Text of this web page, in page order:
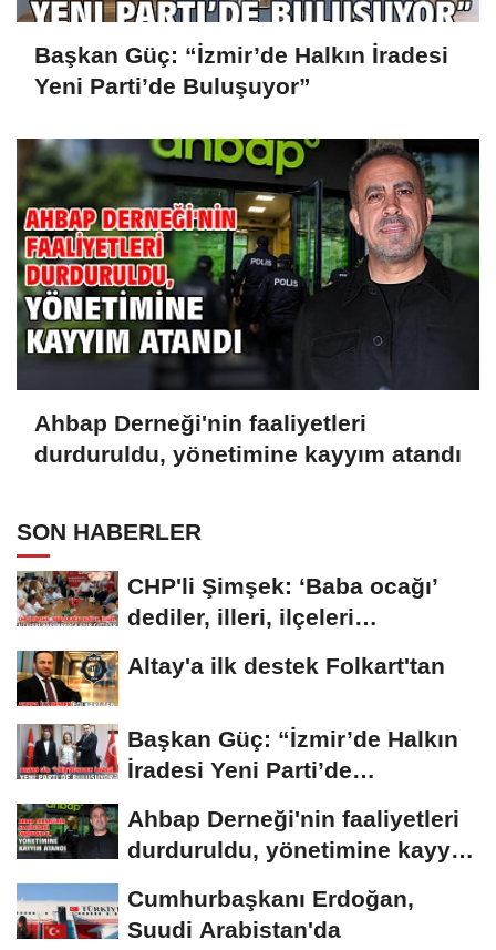
Başkan Güç: “İzmir’de Halkın İradesi
Yeni Parti’de Buluşuyor”
Ahbap Derneği'nin faaliyetleri
durduruldu, yönetimine kayyım atandı
SON HABERLER
CHP'li Şimşek: ‘Baba ocağı’
dediler, illeri, ilçeleri
Altay'a ilk destek Folkart'tan
Başkan Güç: “İzmir’de Halkın
İradesi Yeni Parti’de
Ahbap Derneği'nin faaliyetleri
durduruldu, yönetimine kayyım
Cumhurbaşkanı Erdoğan,
Suudi Arabistan'da